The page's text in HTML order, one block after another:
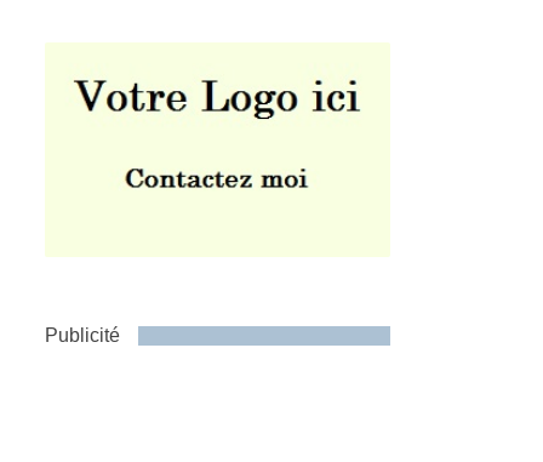
Publicité